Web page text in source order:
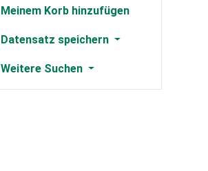
Meinem Korb hinzufügen
Datensatz speichern
Weitere Suchen